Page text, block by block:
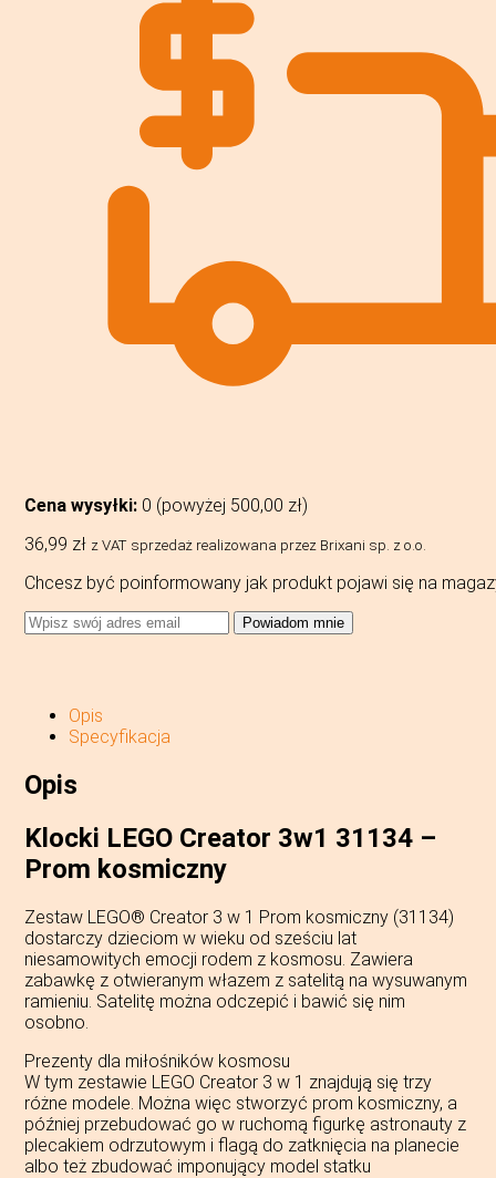
Cena wysyłki: 0 (powyżej 500,00 zł)
36,99 zł z VAT sprzedaż realizowana przez Brixani sp. z o.o.
Chcesz być poinformowany jak produkt pojawi się na
Powiadom mnie
Opis
Specyfikacja
Opis
Klocki LEGO Creator 3w1 31134 –
Prom kosmiczny
Zestaw LEGO® Creator 3 w 1 Prom kosmiczny (31134)
dostarczy dzieciom w wieku od sześciu lat
niesamowitych emocji rodem z kosmosu. Zawiera
zabawkę z otwieranym włazem z satelitą na wysuwanym
ramieniu. Satelitę można odczepić i bawić się nim
osobno.
Prezenty dla miłośników kosmosu
W tym zestawie LEGO Creator 3 w 1 znajdują się trzy
różne modele. Można więc stworzyć prom kosmiczny, a
później przebudować go w ruchomą figurkę astronauty z
plecakiem odrzutowym i flagą do zatknięcia na planecie
albo też zbudować imponujący model statku